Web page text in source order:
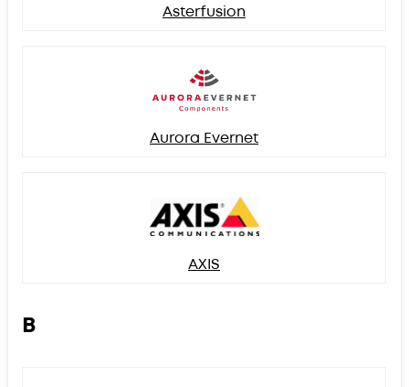
Asterfusion
Aurora Evernet
AXIS
B